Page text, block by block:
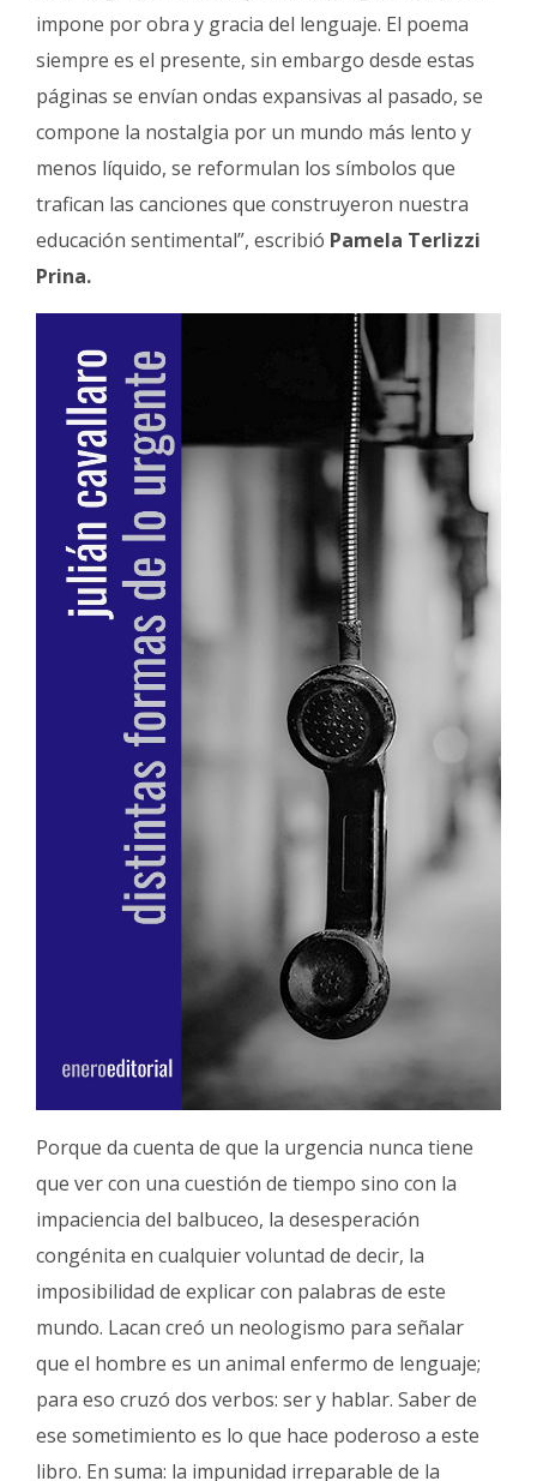
impone por obra y gracia del lenguaje. El poema
siempre es el presente, sin embargo desde estas
páginas se envían ondas expansivas al pasado, se
compone la nostalgia por un mundo más lento y
menos líquido, se reformulan los símbolos que
trafican las canciones que construyeron nuestra
educación sentimental”, escribió Pamela Terlizzi
Prina.
Porque da cuenta de que la urgencia nunca tiene
que ver con una cuestión de tiempo sino con la
impaciencia del balbuceo, la desesperación
congénita en cualquier voluntad de decir, la
imposibilidad de explicar con palabras de este
mundo. Lacan creó un neologismo para señalar
que el hombre es un animal enfermo de lenguaje;
para eso cruzó dos verbos: ser y hablar. Saber de
ese sometimiento es lo que hace poderoso a este
libro. En suma: la impunidad irreparable de la